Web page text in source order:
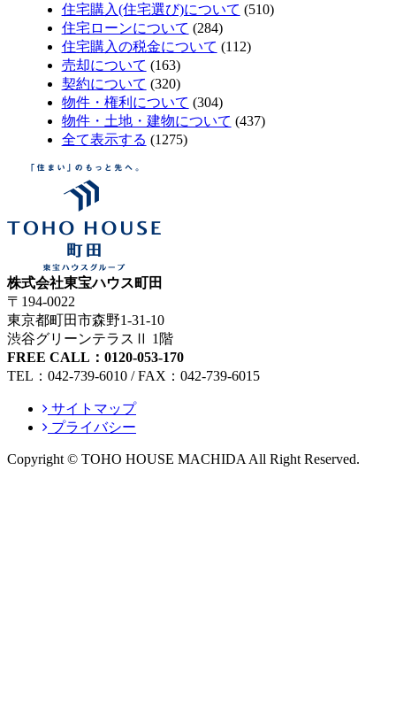
住宅購入(住宅選び)について (510)
住宅ローンについて (284)
住宅購入の税金について (112)
売却について (163)
契約について (320)
物件・権利について (304)
物件・土地・建物について (437)
全て表示する (1275)
株式会社東宝ハウス町田
〒194-0022
東京都町田市森野1-31-10
渋谷グリーンテラスⅡ 1階
FREE CALL：0120-053-170
TEL：042-739-6010 / FAX：042-739-6015
サイトマップ
プライバシー
Copyright © TOHO HOUSE MACHIDA All Right Reserved.